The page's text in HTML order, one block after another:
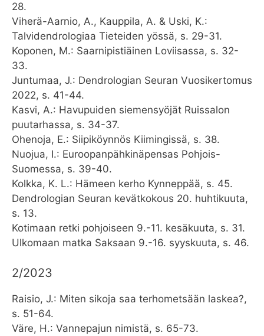
28.
Viherä-Aarnio, A., Kauppila, A. & Uski, K.:
Talvidendrologiaa Tieteiden yössä, s. 29-31.
Koponen, M.: Saarnipistiäinen Loviisassa, s. 32-
33.
Juntumaa, J.: Dendrologian Seuran Vuosikertomus
2022, s. 41-44.
Kasvi, A.: Havupuiden siemensyöjät Ruissalon
puutarhassa, s. 34-37.
Ohenoja, E.: Siipiköynnös Kiimingissä, s. 38.
Nuojua, I.: Euroopanpähkinäpensas Pohjois-
Suomessa, s. 39-40.
Kolkka, K. L.: Hämeen kerho Kynneppää, s. 45.
Dendrologian Seuran kevätkokous 20. huhtikuuta,
s. 13.
Kotimaan retki pohjoiseen 9.-11. kesäkuuta, s. 31.
Ulkomaan matka Saksaan 9.-16. syyskuuta, s. 46.
2/2023
Raisio, J.: Miten sikoja saa terhometsään laskea?,
s. 51-64.
Väre, H.: Vannepajun nimistä, s. 65-73.